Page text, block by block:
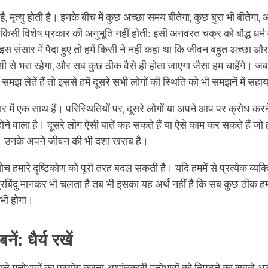
है, मृत्यु होती है। इनके बीच में कुछ अच्छा समय बीतेगा, कुछ बुरा भी
विशेष प्रकार की अनुभूति नहीं होती: इसी अनवरत चक्र को बौद्ध
संसार में पैदा हुए तो हमें किसी ने नहीं कहा था कि जीवन बहुत अच्छा
से भरा रहेगा, और सब कुछ ठीक वैसे ही होता जाएगा जैसा हम चाहेंगे।
समझ लेतें हैं तो इससे हमें दूसरे सभी लोगों की स्थिति को भी समझनें में
में एक साथ हैं। परिस्थितियों पर, दूसरे लोगों या अपने आप पर क्रोध
वाला है। दूसरे लोग ऐसी बातें कह सकते हैं या ऐसे काम कर सकते हैं जो
उनके अपने जीवन की भी दशा खराब है।
हमारे दृष्टिकोण को पूरी तरह बदल सकती है। यदि हममें से प्रत्येक
मानकर भी चलता है तब भी इसका यह अर्थ नहीं है कि सब कुछ ठीक
होगा।
धैर्य रखें